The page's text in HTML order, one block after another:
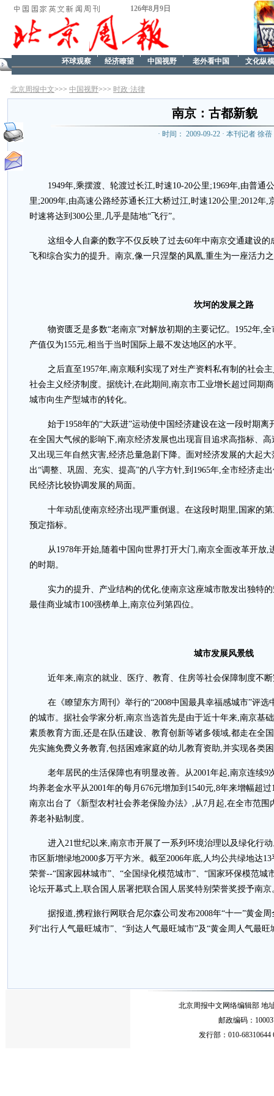
126年8月9日
文化纵横
老外看中国
中国视野
经济瞭望
环球观察
北京周报中文>>> 中国视野>>> 时政·法律
南京：古都新貌
· 时间： 2009-09-22 · 本刊记者 徐蓓
1949年,乘摆渡、轮渡过长江,时速10-20公里;1969年,由普通
里;2009年,由高速公路经苏通长江大桥过江,时速120公里;2012年
时速将达到300公里,几乎是陆地“飞行”。
这组令人自豪的数字不仅反映了过去60年中南京交通建设
飞和综合实力的提升。南京,像一只涅槃的凤凰,重生为一座活力
坎坷的发展之路
物资匮乏是多数“老南京”对解放初期的主要记忆。1952年,
产值仅为155元,相当于当时国际上最不发达地区的水平。
之后直至1957年,南京顺利实现了对生产资料私有制的社会
社会主义经济制度。据统计,在此期间,南京市工业增长超过同期
城市向生产型城市的转化。
始于1958年的“大跃进”运动使中国经济建设在这一段时期
在全国大气候的影响下,南京经济发展也出现盲目追求高指标、
又出现三年自然灾害,经济总量急剧下降。面对经济发展的大起
出“调整、巩固、充实、提高”的八字方针,到1965年,全市经济走
民经济比较协调发展的局面。
十年动乱使南京经济出现严重倒退。在这段时期里,国家的
预定指标。
从1978年开始,随着中国向世界打开大门,南京全面改革开放
的时期。
实力的提升、产业结构的优化,使南京这座城市散发出独特
最佳商业城市100强榜单上,南京位列第四位。
城市发展风景线
近年来,南京的就业、医疗、教育、住房等社会保障制度不
在《瞭望东方周刊》举行的“2008中国最具幸福感城市”评
的城市。据社会学家分析,南京当选首先是由于近十年来,南京基
素质教育方面,还是在队伍建设、教育创新等诸多领域,都走在全
先实施免费义务教育,包括困难家庭的幼儿教育资助,并实现各类
老年居民的生活保障也有明显改善。从2001年起,南京连续9
均养老金水平从2001年的每月676元增加到1540元,8年来增幅超
南京出台了《新型农村社会养老保险办法》,从7月起,在全市范
养老补贴制度。
进入21世纪以来,南京市开展了一系列环境治理以及绿化行
市区新增绿地2000多万平方米。截至2006年底,人均公共绿地达
荣誉--“国家园林城市”、“全国绿化模范城市”、“国家环保模范
论坛开幕式上,联合国人居署把联合国人居奖特别荣誉奖授予南京
据报道,携程旅行网联合尼尔森公司发布2008年“十一”黄金
列“出行人气最旺城市”、“到达人气最旺城市”及“黄金周人气最旺
北京周报中文网络编辑部 地
邮政编码：
发行部：010-68310644